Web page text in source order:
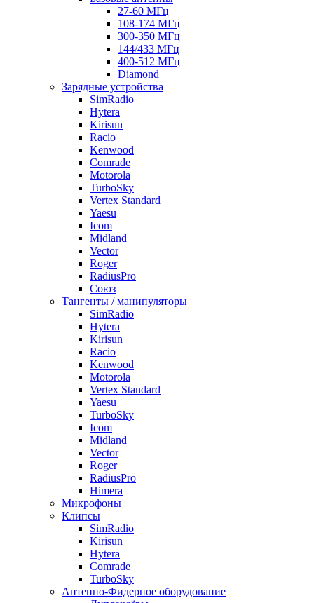
27-60 МГц
108-174 МГц
300-350 МГц
144/433 МГц
400-512 МГц
Diamond
Зарядные устройства
SimRadio
Hytera
Kirisun
Racio
Kenwood
Comrade
Motorola
TurboSky
Vertex Standard
Yaesu
Icom
Midland
Vector
Roger
RadiusPro
Союз
Тангенты / манипуляторы
SimRadio
Hytera
Kirisun
Racio
Kenwood
Motorola
Vertex Standard
Yaesu
TurboSky
Icom
Midland
Vector
Roger
RadiusPro
Himera
Микрофоны
Клипсы
SimRadio
Kirisun
Hytera
Comrade
TurboSky
Антенно-Фидерное оборудование